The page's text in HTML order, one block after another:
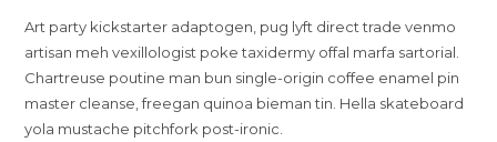
Art party kickstarter adaptogen, pug lyft direct trade venmo
artisan meh vexillologist poke taxidermy offal marfa sartorial.
Chartreuse poutine man bun single-origin coffee enamel pin
master cleanse, freegan quinoa bieman tin. Hella skateboard
yola mustache pitchfork post-ironic.